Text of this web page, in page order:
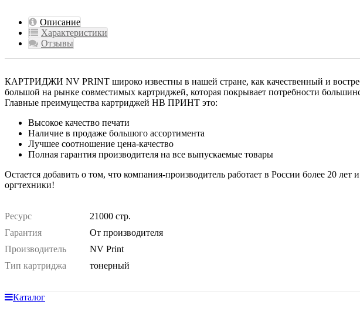
Описание
Характеристики
Отзывы
КАРТРИДЖИ NV PRINT широко известны в нашей стране, как качественный и
большой на рынке совместимых картриджей, которая покрывает потребности
Главные преимущества картриджей НВ ПРИНТ это:
Высокое качество печати
Наличие в продаже большого ассортимента
Лучшее соотношение цена-качество
Полная гарантия производителя на все выпускаемые товары
Остается добавить о том, что компания-производитель работает в России более 20
оргтехники!
Ресурс
21000 стр.
Гарантия
От производителя
Производитель
NV Print
Тип картриджа
тонерный
Каталог